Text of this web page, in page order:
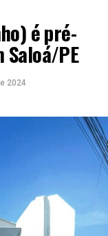
é pré-
Saloá/PE
2024